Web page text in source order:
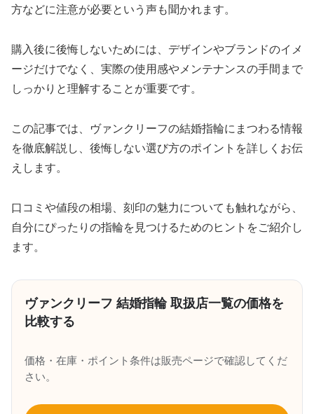
方などに注意が必要という声も聞かれます。
購入後に後悔しないためには、デザインやブランドのイメ
ージだけでなく、実際の使用感やメンテナンスの手間まで
しっかりと理解することが重要です。
この記事では、ヴァンクリーフの結婚指輪にまつわる情報
を徹底解説し、後悔しない選び方のポイントを詳しくお伝
えします。
口コミや値段の相場、刻印の魅力についても触れながら、
自分にぴったりの指輪を見つけるためのヒントをご紹介し
ます。
ヴァンクリーフ 結婚指輪 取扱店一覧の価格を
比較する
価格・在庫・ポイント条件は販売ページで確認してくだ
さい。